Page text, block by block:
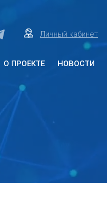
Личный кабинет
программы
О ПРОЕКТЕ НОВОСТИ